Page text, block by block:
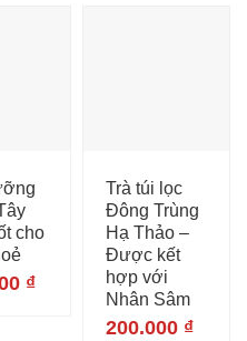
cho
₫
Trà túi lọc
Đông Trùng
Hạ Thảo –
Được kết
hợp với
Nhân Sâm
200.000 ₫